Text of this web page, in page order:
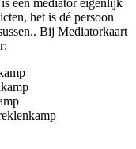
het is dé persoon
Bij Mediatorkaart